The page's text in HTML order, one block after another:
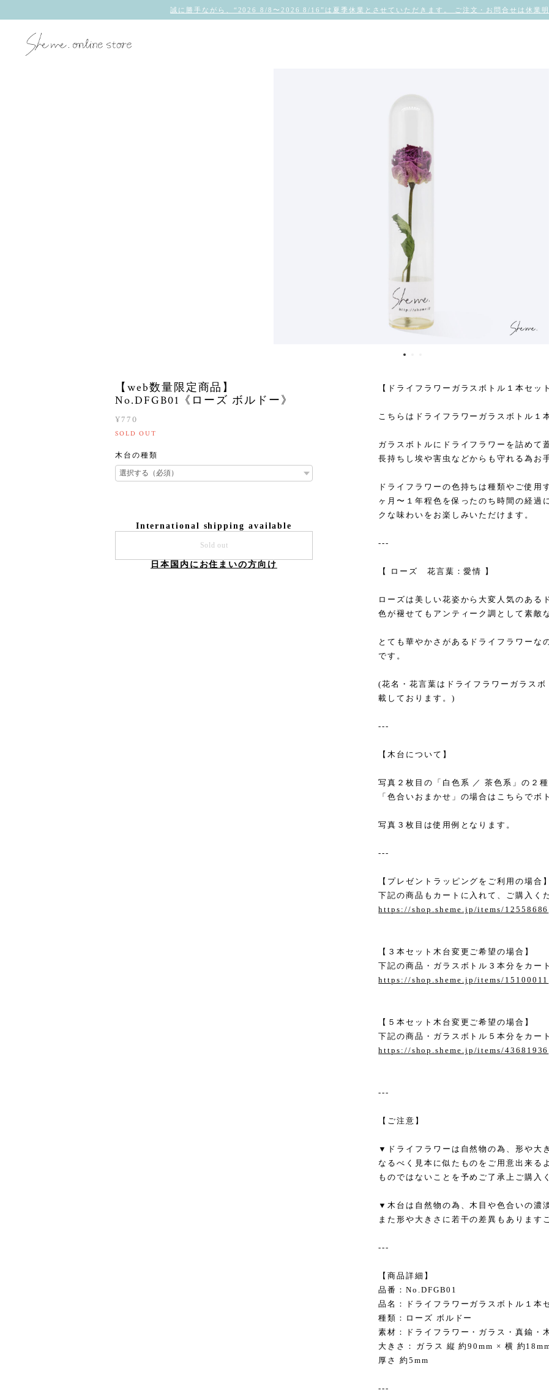
誠に勝手ながら、“2026 8/8〜2026 8/16”は夏季休業とさせていただきます。 ご注文・お問合せは休業明
【web数量限定商品】
No.DFGB01《ローズ ボルドー》
¥770
SOLD OUT
木台の種類
International shipping available
Sold out
日本国内にお住まいの方向け
【ドライフラワーガラスボトル１本セッ
こちらはドライフラワーガラスボトル１
ガラスボトルにドライフラワーを詰めて
長持ちし埃や害虫などからも守れる為お
ドライフラワーの色持ちは種類やご使用
ヶ月〜１年程色を保ったのち時間の経過
クな味わいをお楽しみいただけます。
---
【 ローズ 花言葉：愛情 】
ローズは美しい花姿から大変人気のある
色が褪せてもアンティーク調として素敵
とても華やかさがあるドライフラワーな
です。
(花名・花言葉はドライフラワーガラス
載しております。)
---
【木台について】
写真２枚目の「白色系 ／ 茶色系」の２
「色合いおまかせ」の場合はこちらでボ
写真３枚目は使用例となります。
---
【プレゼントラッピングをご利用の場合】
下記の商品もカートに入れて、ご購入く
https://shop.sheme.jp/items/12558686
【３本セット木台変更ご希望の場合】
下記の商品・ガラスボトル３本分をカー
https://shop.sheme.jp/items/15100011
【５本セット木台変更ご希望の場合】
下記の商品・ガラスボトル５本分をカー
https://shop.sheme.jp/items/43681936
---
【ご注意】
▼ドライフラワーは自然物の為、形や大
なるべく見本に似たものをご用意出来る
ものではないことを予めご了承上ご購入
▼木台は自然物の為、木目や色合いの濃
また形や大きさに若干の差異もあります
---
【商品詳細】
品番：No.DFGB01
品名：ドライフラワーガラスボトル１本
種類：ローズ ボルドー
素材：ドライフラワー・ガラス・真鍮・
大きさ：ガラス 縦 約90mm × 横 約
厚さ 約5mm
---